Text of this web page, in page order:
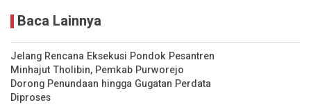
Baca Lainnya
Jelang Rencana Eksekusi Pondok Pesantren
Minhajut Tholibin, Pemkab Purworejo
Dorong Penundaan hingga Gugatan Perdata
Diproses